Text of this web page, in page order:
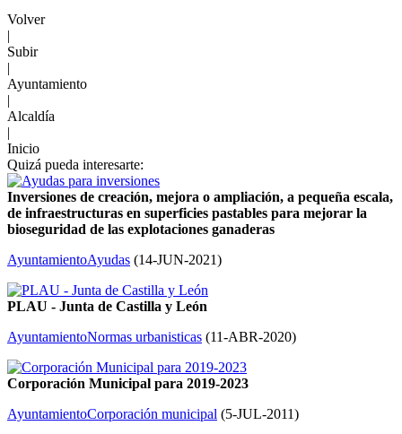
Volver
|
Subir
|
Ayuntamiento
|
Alcaldía
|
Inicio
Quizá pueda interesarte:
Inversiones de creación, mejora o ampliación, a pequeña escala,
de infraestructuras en superficies pastables para mejorar la
bioseguridad de las explotaciones ganaderas
AyuntamientoAyudas (14-JUN-2021)
PLAU - Junta de Castilla y León
AyuntamientoNormas urbanisticas (11-ABR-2020)
Corporación Municipal para 2019-2023
AyuntamientoCorporación municipal (5-JUL-2011)